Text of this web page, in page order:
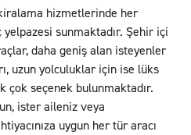
hizmetlerinde her
sunmaktadır. Şehir içi
daha geniş alan isteyenler
uzun yolculuklar için ise lüks
seçenek bulunmaktadır.
ister aileniz veya
uygun her tür aracı